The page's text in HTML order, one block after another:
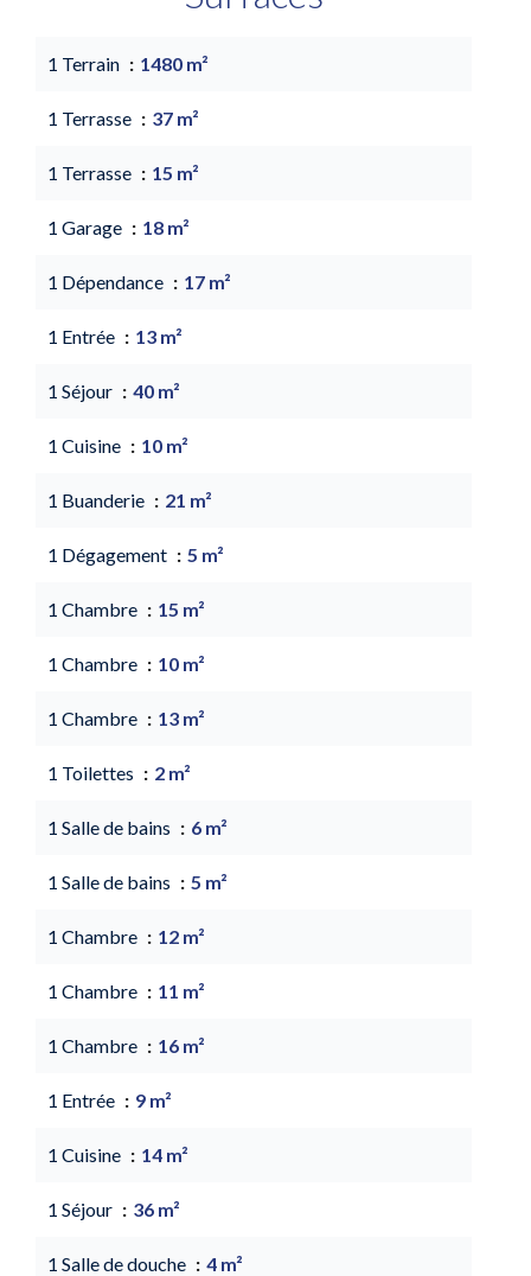
1 Terrain 1480 m²
1 Terrasse 37 m²
1 Terrasse 15 m²
1 Garage 18 m²
1 Dépendance 17 m²
1 Entrée 13 m²
1 Séjour 40 m²
1 Cuisine 10 m²
1 Buanderie 21 m²
1 Dégagement 5 m²
1 Chambre 15 m²
1 Chambre 10 m²
1 Chambre 13 m²
1 Toilettes 2 m²
1 Salle de bains 6 m²
1 Salle de bains 5 m²
1 Chambre 12 m²
1 Chambre 11 m²
1 Chambre 16 m²
1 Entrée 9 m²
1 Cuisine 14 m²
1 Séjour 36 m²
1 Salle de douche 4 m²